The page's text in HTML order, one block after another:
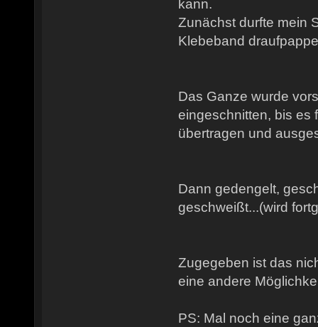
kann.
Zunächst durfte mein
Klebeband
Das Ganze wurde
eingeschnitten, bis es
übertragen und
Dann gedengelt,
geschweißt...(wird
Zugegeben ist das
eine andere
PS: Mal noch eine